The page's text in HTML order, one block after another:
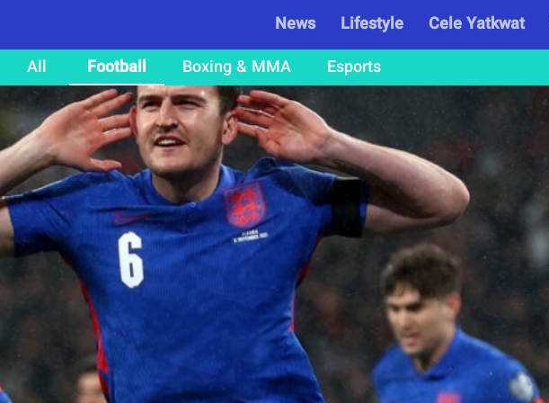
News Lifestyle Cele Yatkwat
All
Football Boxing & MMA
Esports